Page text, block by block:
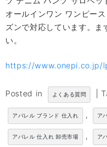
オールインワン ワンピー
ズンで対応しています。ま
い。
https://www.onepi.co.jp/
Posted in よくある質問
アパレル ブランド 仕入れ , ア
アパレル 仕入れ 卸売市場 , ア